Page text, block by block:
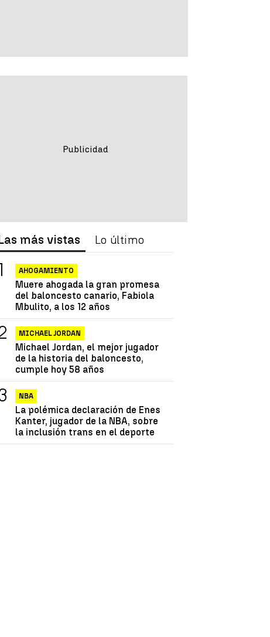
más vistas Lo último
AHOGAMIENTO
Muere ahogada la gran promesa
del baloncesto canario, Fabiola
Mbulito, a los 12 años
MICHAEL JORDAN
Michael Jordan, el mejor jugador
de la historia del baloncesto,
cumple hoy 58 años
NBA
La polémica declaración de Enes
Kanter, jugador de la NBA, sobre
la inclusión trans en el deporte